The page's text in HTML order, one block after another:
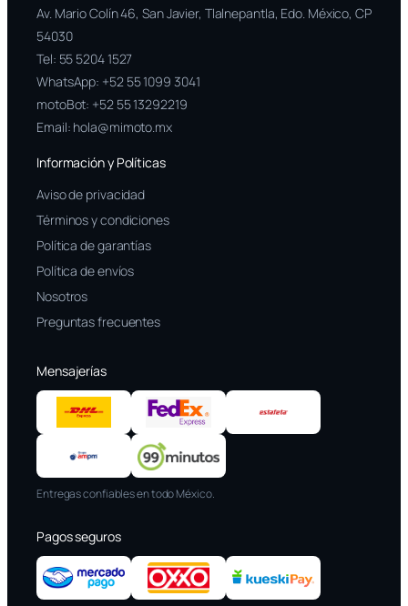
Av. Mario Colín 46, San Javier, Tlalnepantla, Edo. México, CP
54030
Tel: 55 5204 1527
WhatsApp: +52 55 1099 3041
motoBot: +52 55 13292219
Email: hola@mimoto.mx
Información y Políticas
Aviso de privacidad
Términos y condiciones
Política de garantías
Política de envíos
Nosotros
Preguntas frecuentes
Mensajerías
Entregas confiables en todo México.
Pagos seguros